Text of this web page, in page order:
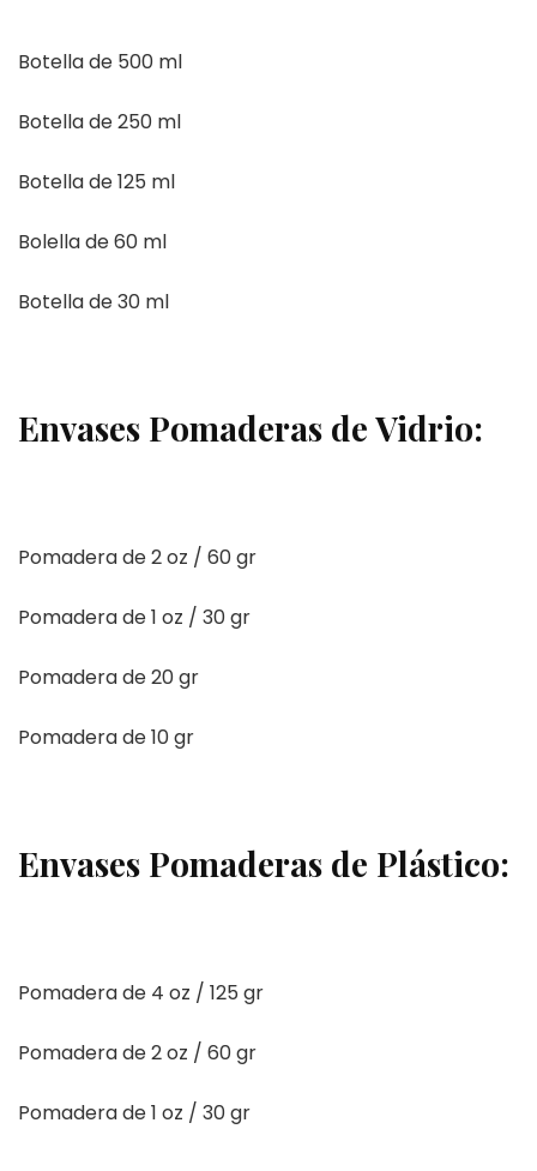
Botella de 500 ml
Botella de 250 ml
Botella de 125 ml
Bolella de 60 ml
Botella de 30 ml
Envases Pomaderas de Vidrio:
Pomadera de 2 oz / 60 gr
Pomadera de 1 oz / 30 gr
Pomadera de 20 gr
Pomadera de 10 gr
Envases Pomaderas de Plástico:
Pomadera de 4 oz / 125 gr
Pomadera de 2 oz / 60 gr
Pomadera de 1 oz / 30 gr